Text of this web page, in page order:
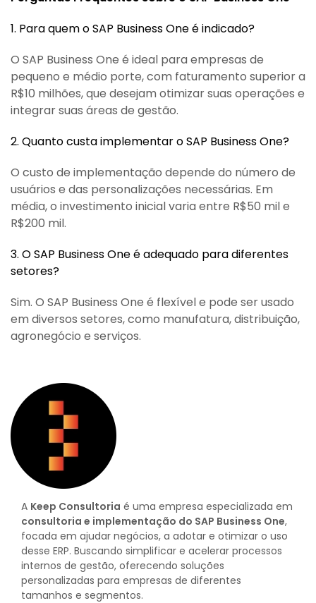
1. Para quem o SAP Business One é indicado?
O SAP Business One é ideal para empresas de
pequeno e médio porte, com faturamento superior a
R$10 milhões, que desejam otimizar suas operações e
integrar suas áreas de gestão.
2. Quanto custa implementar o SAP Business One?
O custo de implementação depende do número de
usuários e das personalizações necessárias. Em
média, o investimento inicial varia entre R$50 mil e
R$200 mil.
3. O SAP Business One é adequado para diferentes
setores?
Sim. O SAP Business One é flexível e pode ser usado
em diversos setores, como manufatura, distribuição,
agronegócio e serviços.
A Keep Consultoria é uma empresa especializada em
consultoria e implementação do SAP Business One,
focada em ajudar negócios, a adotar e otimizar o uso
desse ERP. Buscando simplificar e acelerar processos
internos de gestão, oferecendo soluções
personalizadas para empresas de diferentes
tamanhos e segmentos.